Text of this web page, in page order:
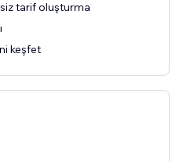
tarif oluşturma
keşfet